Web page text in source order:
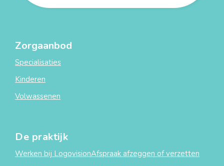
Zorgaanbod
Specialisaties
Kinderen
Volwassenen
De praktijk
Werken bij LogovisionAfspraak afzeggen of verzetten